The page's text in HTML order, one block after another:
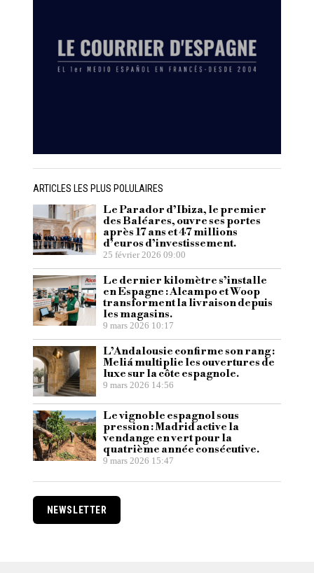
ARTICLES LES PLUS POLULAIRES
Le Parador d’Ibiza, le premier
des Baléares, ouvre ses portes
après 17 ans et 47 millions
d’euros d’investissement.
25 février 2026 09:00
Le dernier kilomètre s’installe
en Espagne : Alcampo et Woop
transforment la livraison depuis
les magasins.
9 mars 2026 10:17
L’Andalousie confirme son rang :
Meliá multiplie les ouvertures de
luxe sur la côte espagnole.
9 mars 2026 14:56
Le vignoble espagnol sous
pression : Madrid active la
vendange en vert pour la
quatrième année consécutive.
9 mars 2026 15:47
NEWSLETTER